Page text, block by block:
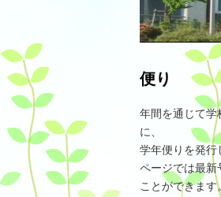
便り
年間を通じて
に、
学年便りを発行
ページでは最新
ことができます